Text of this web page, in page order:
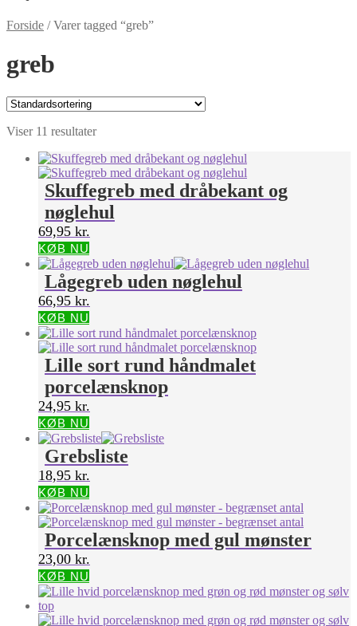
Forside /Varer tagged “greb”
greb
Viser 11 resultater
Skuffegreb med dråbekant og
nøglehul
69,95 kr.
KØB NU
Lågegreb uden nøglehul
66,95 kr.
KØB NU
Lille sort rund håndmalet
porcelænsknop
24,95 kr.
KØB NU
Grebsliste
18,95 kr.
KØB NU
Porcelænsknop med gul mønster
23,00 kr.
KØB NU